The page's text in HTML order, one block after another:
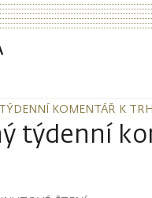
KOMENTÁŘ K
KOMENTÁŘ K
týdenní